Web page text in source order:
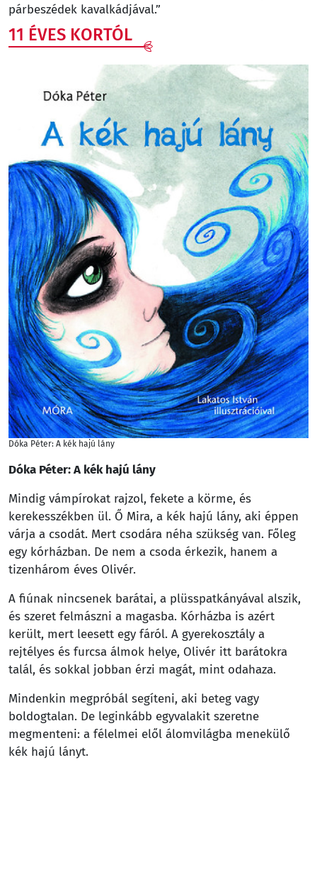
párbeszédek kavalkádjával.”
11 ÉVES KORTÓL
Dóka Péter: A kék hajú lány
Dóka Péter: A kék hajú lány
Mindig vámpírokat rajzol, fekete a körme, és
kerekesszékben ül. Ő Mira, a kék hajú lány, aki éppen
várja a csodát. Mert csodára néha szükség van. Főleg
egy kórházban. De nem a csoda érkezik, hanem a
tizenhárom éves Olivér.
A fiúnak nincsenek barátai, a plüsspatkányával alszik,
és szeret felmászni a magasba. Kórházba is azért
került, mert leesett egy fáról. A gyerekosztály a
rejtélyes és furcsa álmok helye, Olivér itt barátokra
talál, és sokkal jobban érzi magát, mint odahaza.
Mindenkin megpróbál segíteni, aki beteg vagy
boldogtalan. De leginkább egyvalakit szeretne
megmenteni: a félelmei elől álomvilágba menekülő
kék hajú lányt.